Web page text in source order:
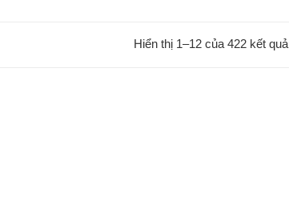
Hiển thị 1–12 của 422 kết quả